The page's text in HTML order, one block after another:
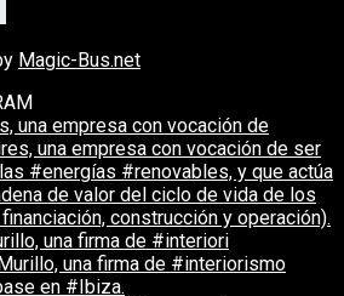
Magic-Bus.net
una empresa con vocación de
una firma de #interiori